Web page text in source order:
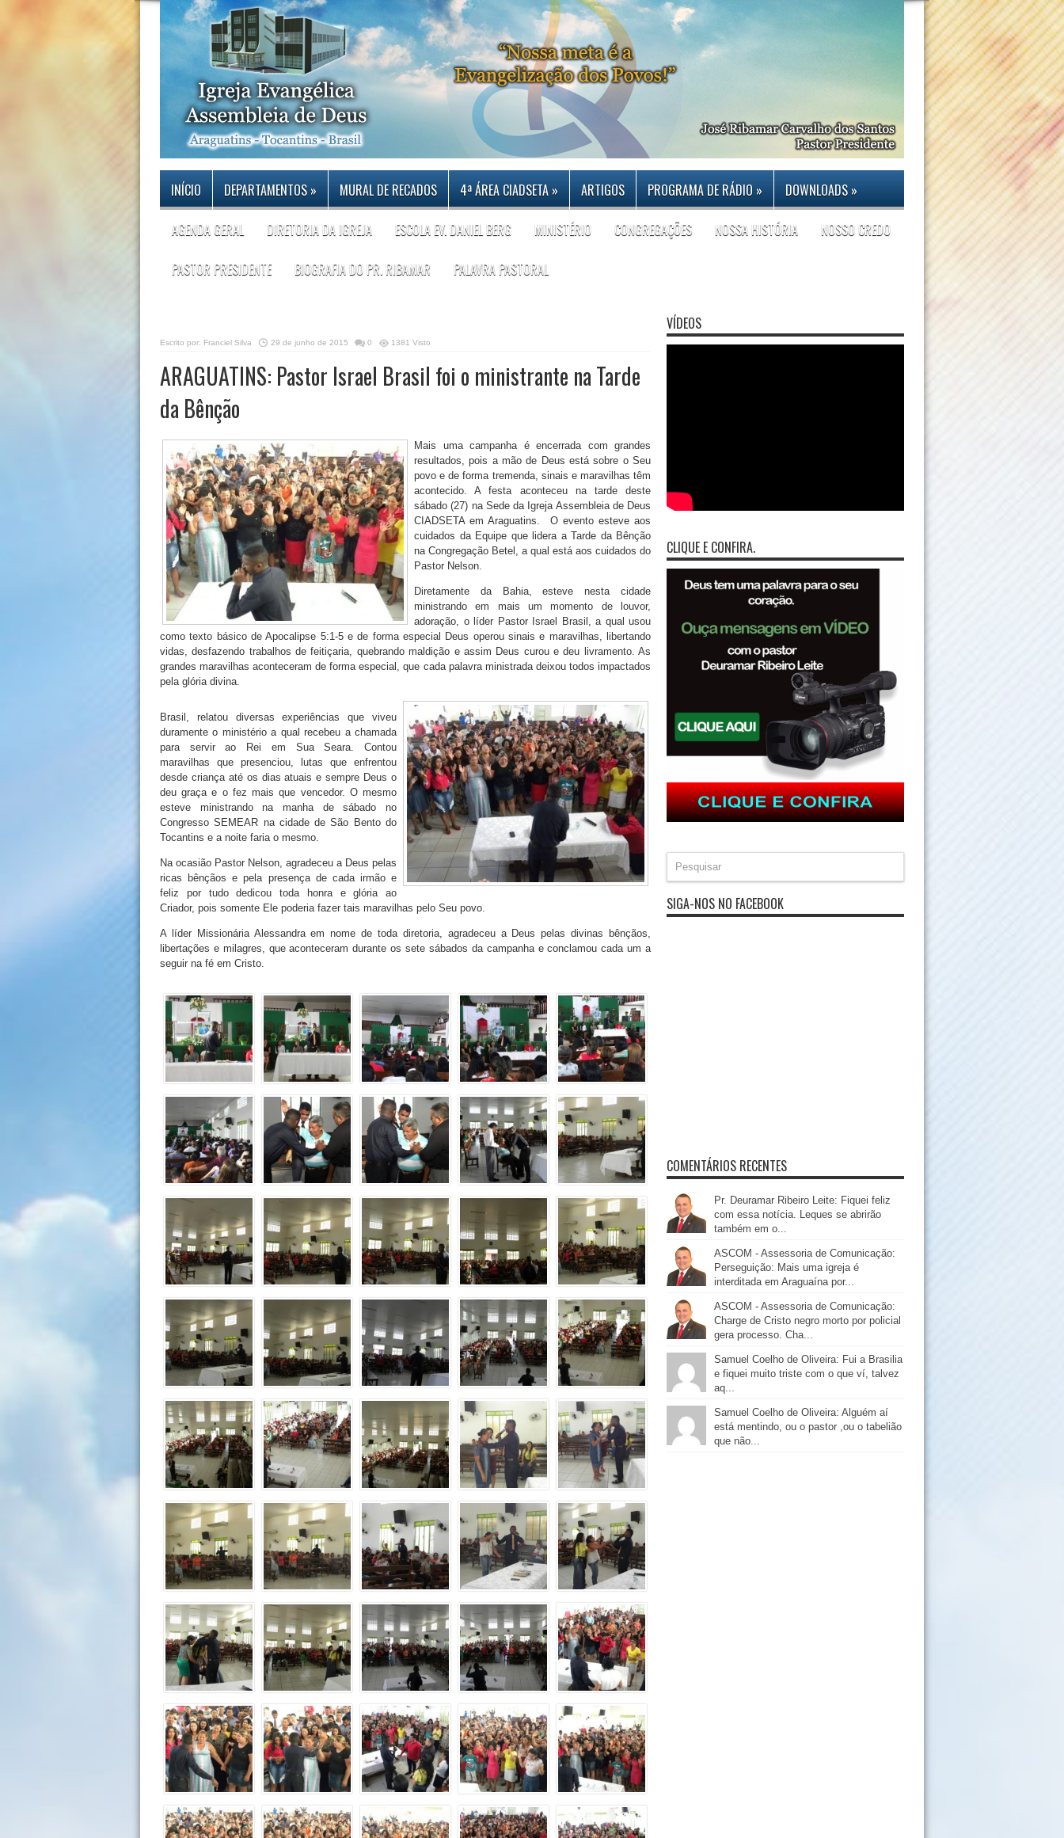
INÍCIO DEPARTAMENTOS» MURAL DE RECADOS 4ª ÁREA CIADSETA» ARTIGOS PROGRAMA DE RÁDIO» DOWNLOADS»
AGENDA GERAL DIRETORIA DA IGREJA ESCOLA EV. DANIEL BERG MINISTÉRIO CONGREGAÇÕES NOSSA HISTÓRIA NOSSO CREDO
PASTOR PRESIDENTE BIOGRAFIA DO PR. RIBAMAR PALAVRA PASTORAL
Escrito por: Franciel Silva 29 de junho de 2015 0 1381 Visto
ARAGUATINS: Pastor Israel Brasil foi o ministrante na Tarde
da Bênção
Mais uma campanha é encerrada com grandes
resultados, pois a mão de Deus está sobre o Seu
povo e de forma tremenda, sinais e maravilhas têm
acontecido. A festa aconteceu na tarde deste
sábado (27) na Sede da Igreja Assembleia de Deus
CIADSETA em Araguatins. O evento esteve aos
cuidados da Equipe que lidera a Tarde da Bênção
na Congregação Betel, a qual está aos cuidados do
Pastor Nelson.
Diretamente da Bahia, esteve nesta cidade
ministrando em mais um momento de louvor,
adoração, o líder Pastor Israel Brasil, a qual usou
como texto básico de Apocalipse 5:1-5 e de forma especial Deus operou sinais e maravilhas, libertando
vidas, desfazendo trabalhos de feitiçaria, quebrando maldição e assim Deus curou e deu livramento. As
grandes maravilhas aconteceram de forma especial, que cada palavra ministrada deixou todos impactados
pela glória divina.
Brasil, relatou diversas experiências que viveu
duramente o ministério a qual recebeu a chamada
para servir ao Rei em Sua Seara. Contou
maravilhas que presenciou, lutas que enfrentou
desde criança até os dias atuais e sempre Deus o
deu graça e o fez mais que vencedor. O mesmo
esteve ministrando na manha de sábado no
Congresso SEMEAR na cidade de São Bento do
Tocantins e a noite faria o mesmo.
Na ocasião Pastor Nelson, agradeceu a Deus pelas
ricas bênçãos e pela presença de cada irmão e
feliz por tudo dedicou toda honra e glória ao
Criador, pois somente Ele poderia fazer tais maravilhas pelo Seu povo.
A líder Missionária Alessandra em nome de toda diretoria, agradeceu a Deus pelas divinas bênçãos,
libertações e milagres, que aconteceram durante os sete sábados da campanha e conclamou cada um a
seguir na fé em Cristo.
VÍDEOS
CLIQUE E CONFIRA.
SIGA-NOS NO FACEBOOK
COMENTÁRIOS RECENTES
Pr. Deuramar Ribeiro Leite: Fiquei feliz
com essa notícia. Leques se abrirão
também em o...
ASCOM - Assessoria de Comunicação:
Perseguição: Mais uma igreja é
interditada em Araguaína por...
ASCOM - Assessoria de Comunicação:
Charge de Cristo negro morto por policial
gera processo. Cha...
Samuel Coelho de Oliveira: Fui a Brasilia
e fiquei muito triste com o que ví, talvez
aq...
Samuel Coelho de Oliveira: Alguém aí
está mentindo, ou o pastor ,ou o tabelião
que não...